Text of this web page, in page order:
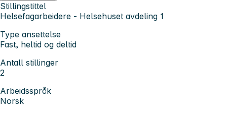
Stillingstittel
Helsefagarbeidere - Helsehuset avdeling 1
Type ansettelse
Fast, heltid og deltid
Antall stillinger
2
Arbeidsspråk
Norsk